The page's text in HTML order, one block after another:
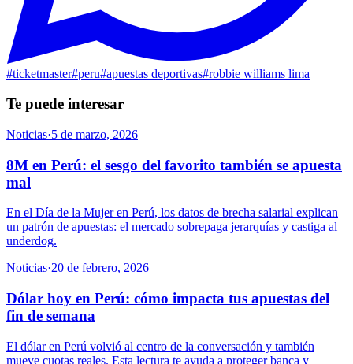
#ticketmaster#peru#apuestas deportivas#robbie williams lima
Te puede interesar
Noticias·5 de marzo, 2026
8M en Perú: el sesgo del favorito también se apuesta
mal
En el Día de la Mujer en Perú, los datos de brecha salarial explican
un patrón de apuestas: el mercado sobrepaga jerarquías y castiga al
underdog.
Noticias·20 de febrero, 2026
Dólar hoy en Perú: cómo impacta tus apuestas del
fin de semana
El dólar en Perú volvió al centro de la conversación y también
mueve cuotas reales. Esta lectura te ayuda a proteger banca y